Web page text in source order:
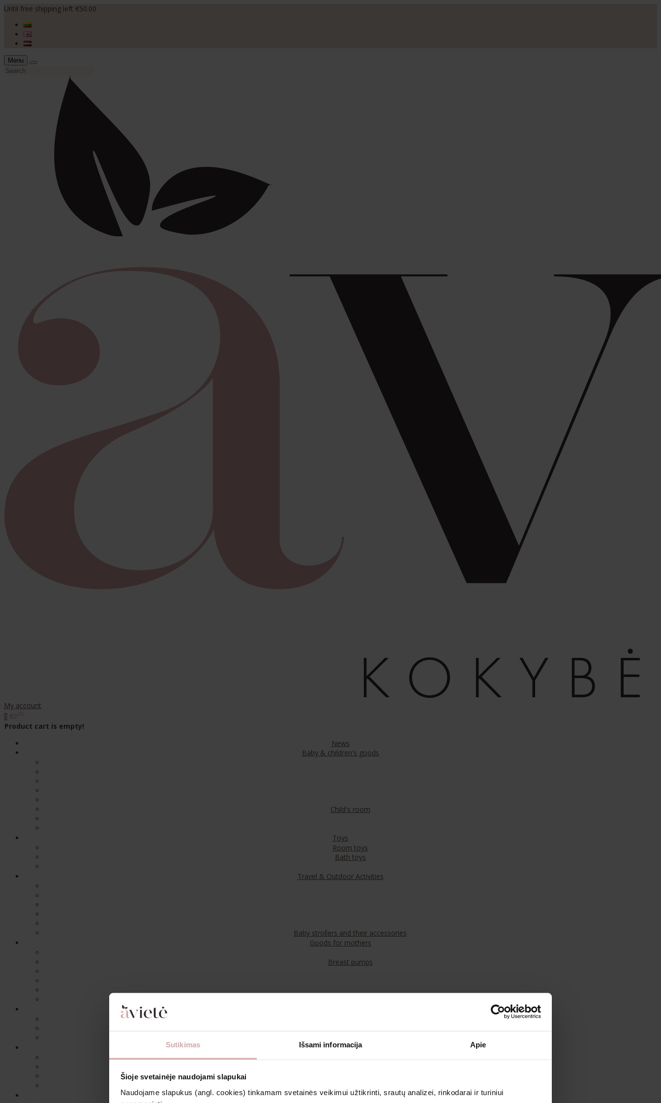
Sutikimas Išsami informacija Apie
Šioje svetainėje naudojami slapukai
Naudojame slapukus (angl. cookies) tinkamam svetainės veikimui užtikrinti, srautų analizei, rinkodarai ir turiniui
Until free shipping left €50.00
Menu
My account
Product cart is empty!
News
Baby & children's goods
Child's room
Toys
Room toys
Bath toys
Travel & Outdoor Activities
Baby strollers and their accessories
Goods for mothers
Breast pumps
Cosmetics & Aromatherapy
Clothing